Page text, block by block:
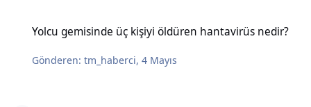
Yolcu gemisinde üç kişiyi öldüren hantavirüs nedir?
Gönderen:tm_haberci,4 Mayıs